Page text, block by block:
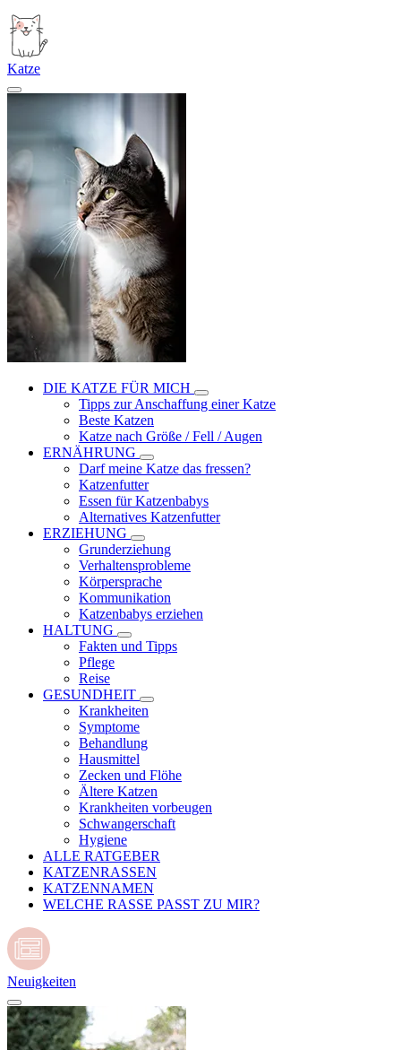
Katze
DIE KATZE FÜR MICH
Tipps zur Anschaffung einer Katze
Beste Katzen
Katze nach Größe / Fell / Augen
ERNÄHRUNG
Darf meine Katze das fressen?
Katzenfutter
Essen für Katzenbabys
Alternatives Katzenfutter
ERZIEHUNG
Grunderziehung
Verhaltensprobleme
Körpersprache
Kommunikation
Katzenbabys erziehen
HALTUNG
Fakten und Tipps
Pflege
Reise
GESUNDHEIT
Krankheiten
Symptome
Behandlung
Hausmittel
Zecken und Flöhe
Ältere Katzen
Krankheiten vorbeugen
Schwangerschaft
Hygiene
ALLE RATGEBER
KATZENRASSEN
KATZENNAMEN
WELCHE RASSE PASST ZU MIR?
Neuigkeiten